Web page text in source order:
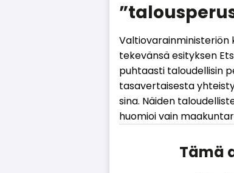
Val­ti­o­va­rain­mi­nis­te­ri­ön
te­ke­vän­sä esi­tyk­sen
puh­taas­ti ta­lou­del­li­sin
ta­sa­ver­tai­ses­ta
si­na. Näi­den
huo­mi­oi vain
Tämä